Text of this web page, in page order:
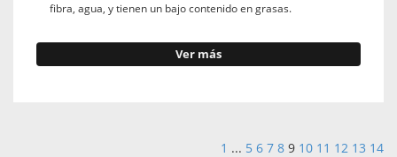
fibra, agua, y tienen un bajo contenido en grasas.
Ver más
1 ... 5 6 7 8 9 10 11 12 13 14